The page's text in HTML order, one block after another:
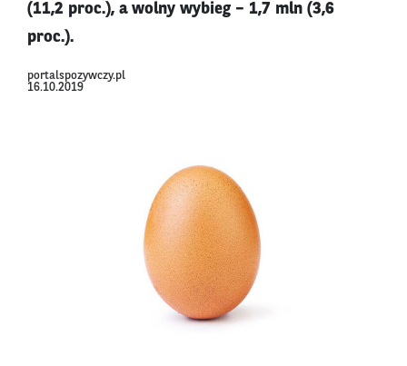
(11,2 proc.), a wolny wybieg – 1,7 mln (3,6
proc.).
portalspozywczy.pl
16.10.2019